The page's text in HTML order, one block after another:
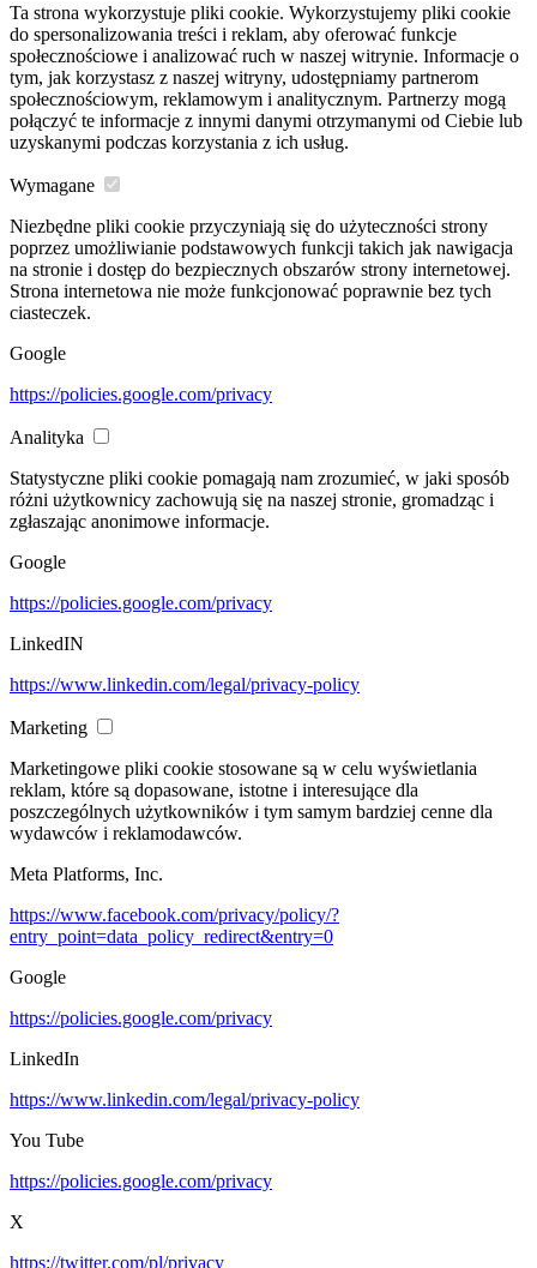
Ta strona wykorzystuje pliki cookie. Wykorzystujemy pliki cookie
do spersonalizowania treści i reklam, aby oferować funkcje
społecznościowe i analizować ruch w naszej witrynie. Informacje o
tym, jak korzystasz z naszej witryny, udostępniamy partnerom
społecznościowym, reklamowym i analitycznym. Partnerzy mogą
połączyć te informacje z innymi danymi otrzymanymi od Ciebie lub
uzyskanymi podczas korzystania z ich usług.
Wymagane
Niezbędne pliki cookie przyczyniają się do użyteczności strony
poprzez umożliwianie podstawowych funkcji takich jak nawigacja
na stronie i dostęp do bezpiecznych obszarów strony internetowej.
Strona internetowa nie może funkcjonować poprawnie bez tych
ciasteczek.
Google
https://policies.google.com/privacy
Analityka
Statystyczne pliki cookie pomagają nam zrozumieć, w jaki sposób
różni użytkownicy zachowują się na naszej stronie, gromadząc i
zgłaszając anonimowe informacje.
Google
https://policies.google.com/privacy
LinkedIN
https://www.linkedin.com/legal/privacy-policy
Marketing
Marketingowe pliki cookie stosowane są w celu wyświetlania
reklam, które są dopasowane, istotne i interesujące dla
poszczególnych użytkowników i tym samym bardziej cenne dla
wydawców i reklamodawców.
Meta Platforms, Inc.
https://www.facebook.com/privacy/policy/?
entry_point=data_policy_redirect&entry=0
Google
https://policies.google.com/privacy
LinkedIn
https://www.linkedin.com/legal/privacy-policy
You Tube
https://policies.google.com/privacy
X
https://twitter.com/pl/privacy